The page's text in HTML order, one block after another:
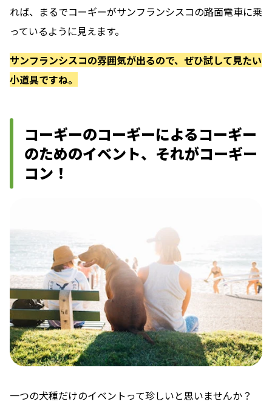
れば、 まるでコーギーがサンフランシスコの路面電車に乗
っているように見えます。
サンフランシスコの雰囲気が出るので、ぜひ試して見たい
小道具ですね。
コーギーのコーギーによるコーギー
のためのイベント、それがコーギー
コン！
一つの犬種だけのイベントって珍しいと思いませんか？